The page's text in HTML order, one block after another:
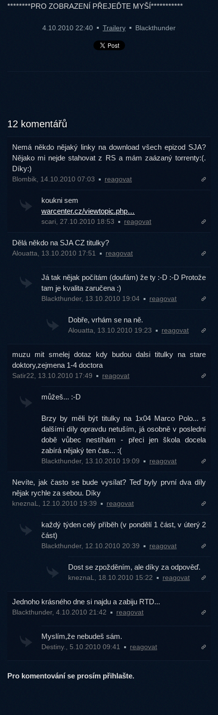
********PRO ZOBRAZENÍ PŘEJEĎTE MYŠÍ***********
4.10.2010 22:40 Trailery Blackthunder
12 komentářů
Nemá někdo nějaký linky na download všech epizod SJA?
Nějako mi nejde stahovat z RS a mám zaázaný torrenty:(.
Díky:)
Blombik, 14.10.2010 07:03 reagovat
koukni sem
warcenter.cz/viewtopic.php…
scari, 27.10.2010 18:53 reagovat
Dělá někdo na SJA CZ titulky?
Alouatta, 13.10.2010 17:51 reagovat
Já tak nějak počítám (doufám) že ty :-D :-D Protože
tam je kvalita zaručena :)
Blackthunder, 13.10.2010 19:04 reagovat
Dobře, vrhám se na ně.
Alouatta, 13.10.2010 19:23 reagovat
muzu mit smelej dotaz kdy budou dalsi titulky na stare
doktory,zejmena 1-4 doctora
Satir22, 13.10.2010 17:49 reagovat
můžeš... :-D
Brzy by měli být titulky na 1x04 Marco Polo... s
dalšími díly opravdu netuším, já osobně v poslední
době vůbec nestíhám - přeci jen škola docela
zabírá nějaký ten čas... :(
Blackthunder, 13.10.2010 19:09 reagovat
Nevíte, jak často se bude vysílat? Teď byly první dva díly
nějak rychle za sebou. Díky
kneznaL, 12.10.2010 19:39 reagovat
každý týden celý příběh (v pondělí 1 část, v úterý 2
část)
Blackthunder, 12.10.2010 20:39 reagovat
Dost se zpožděním, ale díky za odpověď.
kneznaL, 18.10.2010 15:22 reagovat
Jednoho krásného dne si najdu a zabiju RTD...
Blackthunder, 4.10.2010 21:42 reagovat
Myslím,že nebudeš sám.
Destiny., 5.10.2010 09:41 reagovat
Pro komentování se prosím přihlašte.